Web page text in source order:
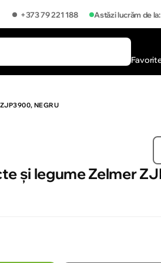
+373 79 221 188 Astăzi lucrăm de
NEGRU
și legume Zelmer